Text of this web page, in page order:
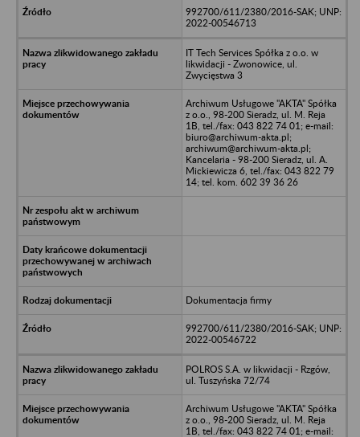
992700/611/2380/2016-SAK; UNP:
2022-00546713
IT Tech Services Spółka z o.o. w
likwidacji - Zwonowice, ul.
Zwycięstwa 3
Archiwum Usługowe "AKTA" Spółka
z o.o., 98-200 Sieradz, ul. M. Reja
1B, tel./fax: 043 822 74 01; e-mail:
biuro@archiwum-akta.pl;
archiwum@archiwum-akta.pl;
Kancelaria - 98-200 Sieradz, ul. A.
Mickiewicza 6, tel./fax: 043 822 79
14; tel. kom. 602 39 36 26
Dokumentacja firmy
992700/611/2380/2016-SAK; UNP:
2022-00546722
POLROS S.A. w likwidacji - Rzgów,
ul. Tuszyńska 72/74
Archiwum Usługowe "AKTA" Spółka
z o.o., 98-200 Sieradz, ul. M. Reja
1B, tel./fax: 043 822 74 01; e-mail: